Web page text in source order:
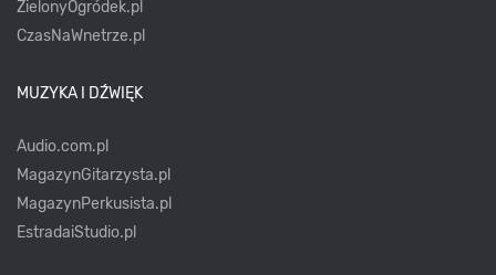
ZielonyOgródek.pl
CzasNaWnetrze.pl
MUZYKA I DŹWIĘK
Audio.com.pl
MagazynGitarzysta.pl
MagazynPerkusista.pl
EstradaiStudio.pl